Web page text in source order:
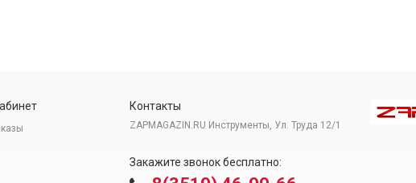
Контакты
ZAPMAGAZIN.RU Инструменты, Ул. Труда 12/1
Закажите звонок бесплатно: